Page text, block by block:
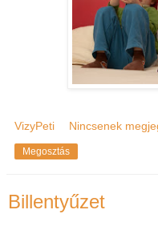
VizyPeti Nincsenek
Megosztás
Billentyűzet